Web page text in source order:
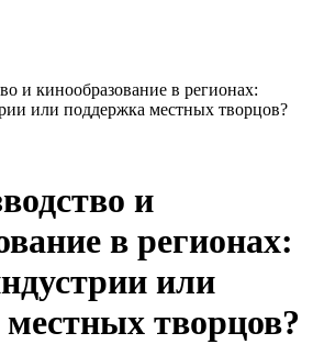
и кинообразование в регионах:
или поддержка местных творцов?
и
в регионах:
или
творцов?